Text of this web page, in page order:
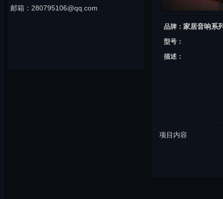
邮箱：280795106@qq.com
品牌： 家居音响系
型号：
描述：
项目内容